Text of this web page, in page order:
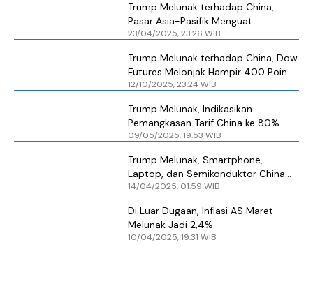
Trump Melunak terhadap China,
Pasar Asia-Pasifik Menguat
23/04/2025, 23.26 WIB
Trump Melunak terhadap China, Dow
Futures Melonjak Hampir 400 Poin
12/10/2025, 23.24 WIB
Trump Melunak, Indikasikan
Pemangkasan Tarif China ke 80%
09/05/2025, 19.53 WIB
Trump Melunak, Smartphone,
Laptop, dan Semikonduktor China
Tidak Kena Tarif Tinggi
14/04/2025, 01.59 WIB
Di Luar Dugaan, Inflasi AS Maret
Melunak Jadi 2,4%
10/04/2025, 19.31 WIB